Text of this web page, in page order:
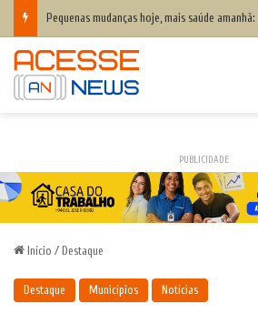
PUBLICIDADE
Início / Destaque
Destaque Municípios Notícias